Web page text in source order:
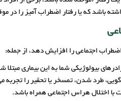
باشد که یا رفتار اضطراب آمیز را در
اجتماعی را افزایش دهد، از جمله:
بیولوژیکی شما به این بیماری
طرد شدن، تمسخر یا تحقیر را تجربه
با اختلال هراس اجتماعی همراه باشد.